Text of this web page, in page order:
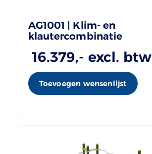
AG1001 | Klim- en
klautercombinatie
16.379,- excl. btw
Toevoegen wensenlijst